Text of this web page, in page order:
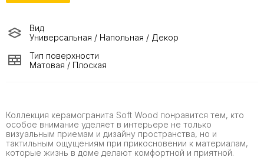
Коллекция керамогранита Soft Wood понравится тем, кто
особое внимание уделяет в интерьере не только
визуальным приемам и дизайну пространства, но и
тактильным ощущениям при прикосновении к материалам,
которые жизнь в доме делают комфортной и приятной.
Вид
Универсальная / Напольная / Декор
Тип поверхности
Матовая / Плоская